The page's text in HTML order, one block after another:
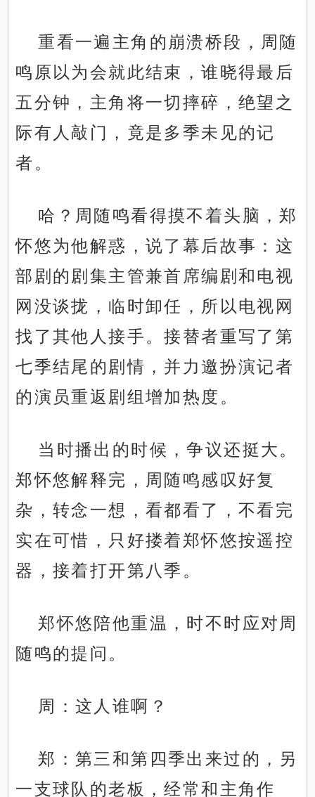
重看一遍主角的崩溃桥段，周随
鸣原以为会就此结束，谁晓得最后
五分钟，主角将一切摔碎，绝望之
际有人敲门，竟是多季未见的记
者。
哈？周随鸣看得摸不着头脑，郑
怀悠为他解惑，说了幕后故事：这
部剧的剧集主管兼首席编剧和电视
网没谈拢，临时卸任，所以电视网
找了其他人接手。接替者重写了第
七季结尾的剧情，并力邀扮演记者
的演员重返剧组增加热度。
当时播出的时候，争议还挺大。
郑怀悠解释完，周随鸣感叹好复
杂，转念一想，看都看了，不看完
实在可惜，只好搂着郑怀悠按遥控
器，接着打开第八季。
郑怀悠陪他重温，时不时应对周
随鸣的提问。
周：这人谁啊？
郑：第三和第四季出来过的，另
一支球队的老板，经常和主角作